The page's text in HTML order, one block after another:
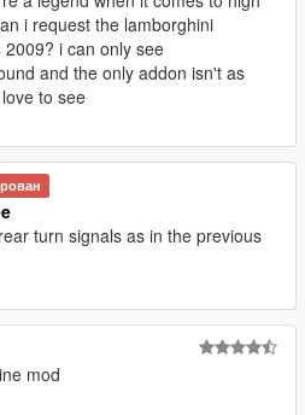
i request the lamborghini
i can only see
and the only addon isn't as
to see
turn signals as in the previous
mod